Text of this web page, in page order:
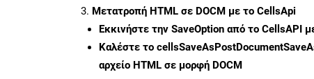
Μετατροπή HTML σε DOCM με το CellsApi
Εκκινήστε την SaveOption από το CellsAPI
Καλέστε το
αρχείο HTML σε μορφή DOCM